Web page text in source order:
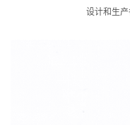
设计和生产